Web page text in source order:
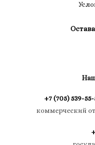
+7 (705) 539-55-
коммерческий